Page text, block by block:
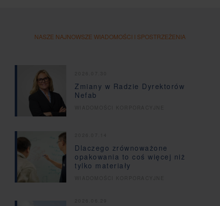
NASZE NAJNOWSZE WIADOMOŚCI I SPOSTRZEŻENIA
Zmiany w Radzie Dyrektorów
Nefab
Dlaczego zrównoważone
opakowania to coś więcej niż
tylko materiały